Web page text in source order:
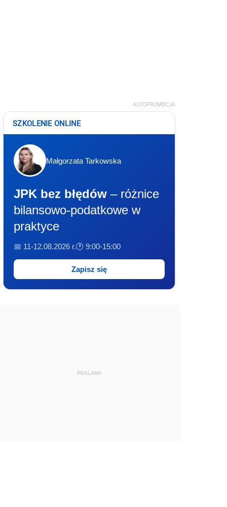
AUTOPROMOCJA
SZKOLENIE ONLINE
Małgorzata Tarkowska
JPK bez błędów – różnice
bilansowo-podatkowe w
praktyce
📅 11-12.08.2026 r.🕐 9:00-15:00
Zapisz się
REKLAMA